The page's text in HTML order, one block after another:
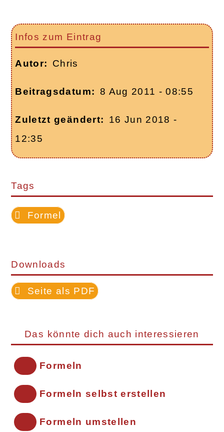
Infos zum Eintrag
Autor Chris
Beitragsdatum 8 Aug 2011 - 08:55
Zuletzt geändert
16 Jun 2018 -
12:35
Tags
Formel
Downloads
Seite als PDF
Das könnte dich auch interessieren
Formeln
Formeln selbst erstellen
Formeln umstellen